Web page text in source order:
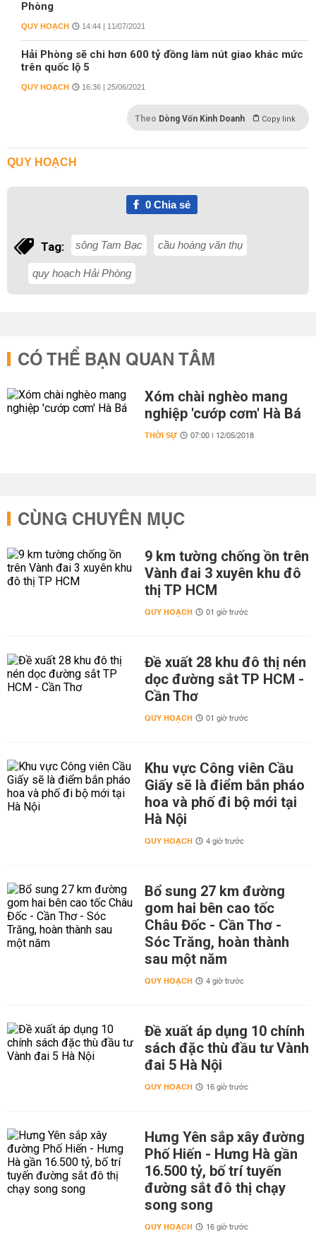
Phòng
QUY HOẠCH 14:44 | 11/07/2021
Hải Phòng sẽ chi hơn 600 tỷ đồng làm nút giao khác mức
trên quốc lộ 5
QUY HOẠCH 16:36 | 25/06/2021
Theo Dòng Vốn Kinh Doanh Copy link
QUY HOẠCH
0Chia sẻ
Tag: sông Tam Bạc cầu hoàng văn thụ
quy hoạch Hải Phòng
CÓ THỂ BẠN QUAN TÂM
Xóm chài nghèo mang
nghiệp 'cướp cơm' Hà Bá
THỜI SỰ 07:00 | 12/05/2018
CÙNG CHUYÊN MỤC
9 km tường chống ồn trên
Vành đai 3 xuyên khu đô
thị TP HCM
QUY HOẠCH 01 giờ trước
Đề xuất 28 khu đô thị nén
dọc đường sắt TP HCM -
Cần Thơ
QUY HOẠCH 01 giờ trước
Khu vực Công viên Cầu
Giấy sẽ là điểm bắn pháo
hoa và phố đi bộ mới tại
Hà Nội
QUY HOẠCH 4 giờ trước
Bổ sung 27 km đường
gom hai bên cao tốc
Châu Đốc - Cần Thơ -
Sóc Trăng, hoàn thành
sau một năm
QUY HOẠCH 4 giờ trước
Đề xuất áp dụng 10 chính
sách đặc thù đầu tư Vành
đai 5 Hà Nội
QUY HOẠCH 16 giờ trước
Hưng Yên sắp xây đường
Phố Hiến - Hưng Hà gần
16.500 tỷ, bố trí tuyến
đường sắt đô thị chạy
song song
QUY HOẠCH 16 giờ trước